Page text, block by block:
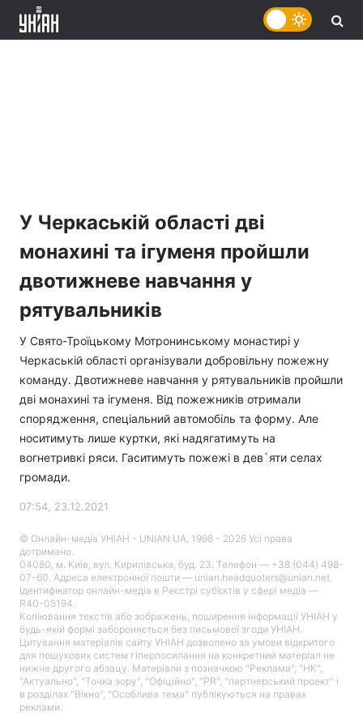
У Черкаській області дві
монахині та ігуменя пройшли
двотижневе навчання у
рятувальників
У Свято-Троїцькому Мотронинському монастирі у
Черкаській області організували добровільну пожежну
команду. Двотижневе навчання у рятувальників пройшли
дві монахині та ігуменя. Від пожежників отримали
спорядження, спеціальний автомобіль та форму. Але
носитимуть лише куртки, які надягатимуть на
вогнетривкі ряси. Гаситимуть пожежі в дев`яти селах
громади.
07:54, 23.12.2021
© Онлайн-медіа УНІАН - UNIAN.UA, 1998 - 2026 Усі права
дотримано.
04080, м. Київ, вул. Кирилівська, буд. 23. Телефон — +38 (044) 498-
07-60. Адреса електронної пошти — unian.headquoters@unian.net.
Ідентифікатор онлайн-медіа в Реєстрі суб’єктів у сфері медіа —
R40-05194.
Копіювання текстів або зображень, поширення інформації УНІАН у
будь-якій формі забороняється без письмової згоди УНІАН.
Цитування матеріалів сайту УНІАН дозволено за умови відкритого
для пошукових систем гіперпосилання на конкретний матеріал не
нижче другого абзацу. Матеріали з позначкою "Реклама", "НК",
"Актуально", "Точка зору", "Офіційно", "PR", "партнерський проект" і
в розділах "Вікно", "Особлива тема" публікуються на правах
реклами.